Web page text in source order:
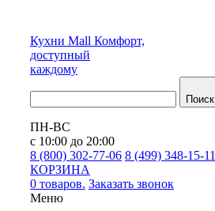
Кухни Mall Комфорт,
доступный
каждому
Поиск
ПН-ВС
с 10:00 до 20:00
8 (800) 302-77-06 8 (499) 348-15-11
КОРЗИНА
0 товаров. Заказать звонок
Меню